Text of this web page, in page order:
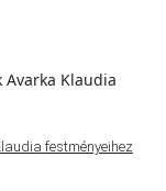
festményeihez